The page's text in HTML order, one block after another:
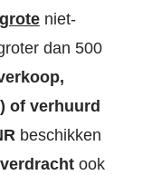
groteniet-
dan 500
of verhuurd
beschikken
ook